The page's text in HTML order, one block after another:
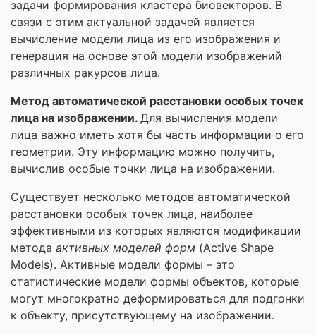
задачи формирования кластера биовекторов. В
связи с этим актуальной задачей является
вычисление модели лица из его изображения и
генерация на основе этой модели изображений
различных ракурсов лица.
Метод автоматической расстановки особых точек
лица на изображении. Для вычисления модели
лица важно иметь хотя бы часть информации о его
геометрии. Эту информацию можно получить,
вычислив особые точки лица на изображении.
Существует несколько методов автоматической
расстановки особых точек лица, наиболее
эффективными из которых являются модификации
метода активных моделей форм (Active Shape
Models). Активные модели формы – это
статистические модели формы объектов, которые
могут многократно деформироваться для подгонки
к объекту, присутствующему на изображении.